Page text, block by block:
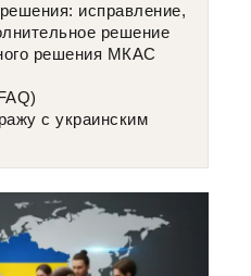
исправление,
решение
решения МКАС
с украинским